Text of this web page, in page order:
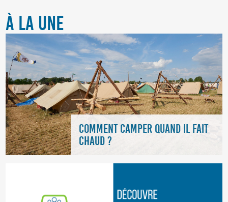
À LA UNE
COMMENT CAMPER QUAND IL FAIT
CHAUD ?